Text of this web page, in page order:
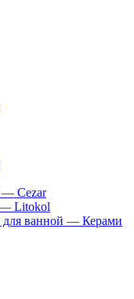
— Cezar
— Litokol
для ванной — Керами